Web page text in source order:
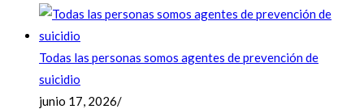
Todas las personas somos agentes de prevención de
suicidio
junio 17, 2026/